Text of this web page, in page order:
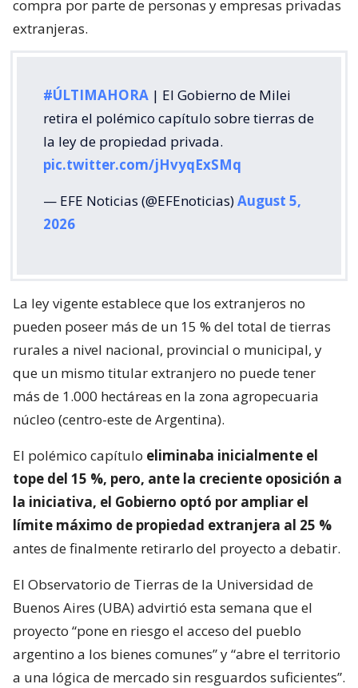
compra por parte de personas y empresas privadas
extranjeras.
#ÚLTIMAHORA | El Gobierno de Milei
retira el polémico capítulo sobre tierras de
la ley de propiedad privada.
pic.twitter.com/jHvyqExSMq
— EFE Noticias (@EFEnoticias)August 5,
2026
La ley vigente establece que los extranjeros no
pueden poseer más de un 15 % del total de tierras
rurales a nivel nacional, provincial o municipal, y
que un mismo titular extranjero no puede tener
más de 1.000 hectáreas en la zona agropecuaria
núcleo (centro-este de Argentina).
El polémico capítulo eliminaba inicialmente el
tope del 15 %, pero, ante la creciente oposición a
la iniciativa, el Gobierno optó por ampliar el
límite máximo de propiedad extranjera al 25 %
antes de finalmente retirarlo del proyecto a debatir.
El Observatorio de Tierras de la Universidad de
Buenos Aires (UBA) advirtió esta semana que el
proyecto “pone en riesgo el acceso del pueblo
argentino a los bienes comunes” y “abre el territorio
a una lógica de mercado sin resguardos suficientes”.